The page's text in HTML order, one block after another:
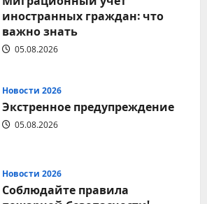
движения
—
залог
каждого
иностранных граждан: что
важно знать
05.08.2026
Новости 2026
Экстренное предупреждение
05.08.2026
Новости 2026
Соблюдайте правила